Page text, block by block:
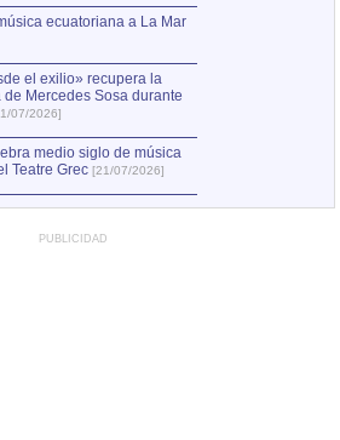
ecuatoriana a La Mar
el exilio» recupera la
Mercedes Sosa durante
07/2026]
medio siglo de música
Teatre Grec [21/07/2026]
PUBLICIDAD